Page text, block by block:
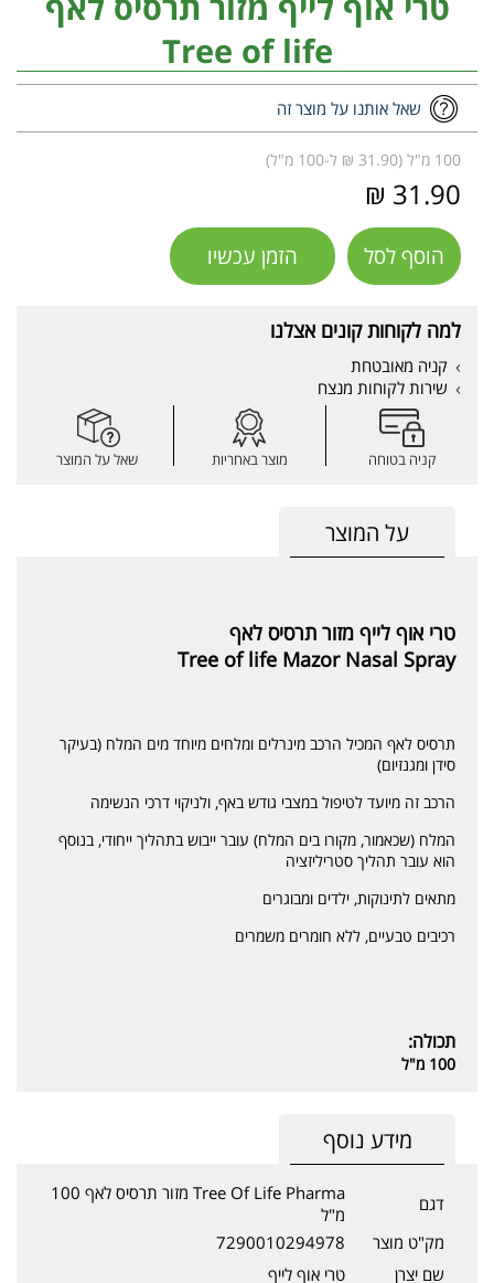
Tree of life
שאל אותנו על מוצר זה
100 מ"ל (31.90 ₪ ל-100 מ"ל)
31.90 ₪
הוסף לסל הזמן עכשיו
למה לקוחות קונים אצלנו
קניה מאובטחת
שירות לקוחות מנצח
קניה בטוחה מוצר באחריות שאל על המוצר
על המוצר
טרי אוף לייף מזור תרסיס לאף
Tree of life Mazor Nasal Spray
תרסיס לאף המכיל הרכב מינרלים ומלחים מיוחד מים המלח (בעיקר
סידן ומגנזיום)
הרכב זה מיועד לטיפול במצבי גודש באף, ולניקוי דרכי הנשימה
המלח (שכאמור, מקורו בים המלח) עובר ייבוש בתהליך ייחודי, בנוסף
הוא עובר תהליך סטריליזציה
מתאים לתינוקות, ילדים ומבוגרים
רכיבים טבעיים, ללא חומרים משמרים
תכולה:
100 מ"ל
מידע נוסף
דגם
Tree Of Life Pharma מזור תרסיס לאף 100
מ"ל
מק"ט מוצר
7290010294978
שם יצרן
טרי אוף לייף